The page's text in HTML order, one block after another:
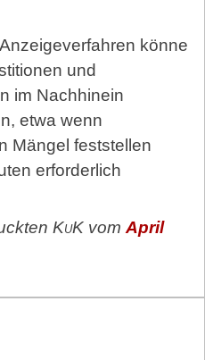
könne
und
im Nachhinein
etwa wenn
Mängel feststellen
erforderlich
KuKvom April